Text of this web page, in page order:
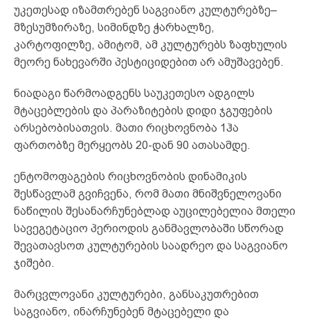
უკეთესად იზამთრებენ საგვიანო კულტურებზე–
მზესუმზირაზე, სიმინდზე ჭარხალზე,
კარტოფილზე, ამიტომ, ამ კულტურებს ზაფხულის
მეორე ნახევარში პესტიციდებით არ ამუშავებენ.
ნიადაგი წარმოადგენს საუკეთესო ადგილს
მტაცებლების და პარაზიტების დიდი ჯგუფების
არსებობისათვის. მათი რიცხოვნობა 1ჰა
ფართობზე მერყეობს 20-დან 90 ათასამდე.
ენტომოფაგების რიცხოვნობის დინამიკის
შესწავლამ გვიჩვენა, რომ მათი მნიშვნელოვანი
ნაწილის შესანარჩუნებლად აუცილებელია მთელი
სავეგეტაციო პერიოდის განმავლობაში სწორად
შევათავსოთ კულტურების საადრეო და საგვიანო
ჯიშები.
მარცვლოვანი კულტურები, განსაკუთრებით
საგვიანო, ინარჩუნებენ მტაცებელი და